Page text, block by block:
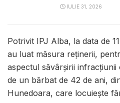
IULIE 31, 2026
Potrivit IPJ Alba, la data de
au luat măsura reţinerii,
aspectul săvârşirii infracţiunii
de un bărbat de 42 de ani,
Hunedoara, care locuieşte